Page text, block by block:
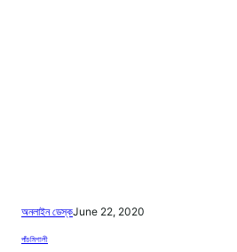
অনলাইন ডেস্কJune 22, 2020
পাঁচমিশালী